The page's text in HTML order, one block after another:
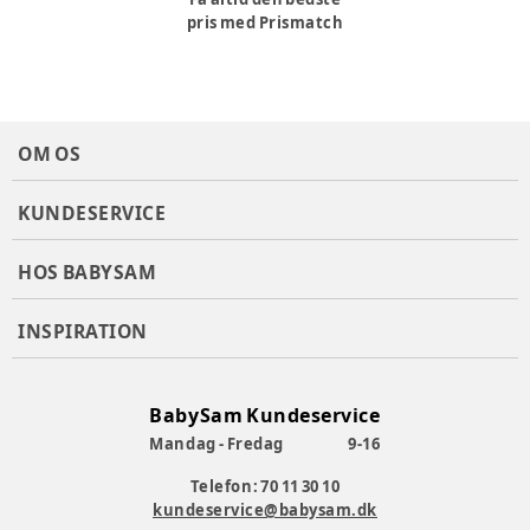
367760pris med Prismatch
OM OS
KUNDESERVICE
HOS BABYSAM
INSPIRATION
BabySam Kundeservice
Mandag - Fredag
9-16
Telefon: 70 11 30 10
kundeservice@babysam.dk